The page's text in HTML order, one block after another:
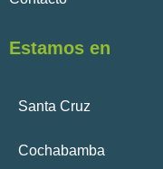
Estamos en
Santa Cruz
Cochabamba